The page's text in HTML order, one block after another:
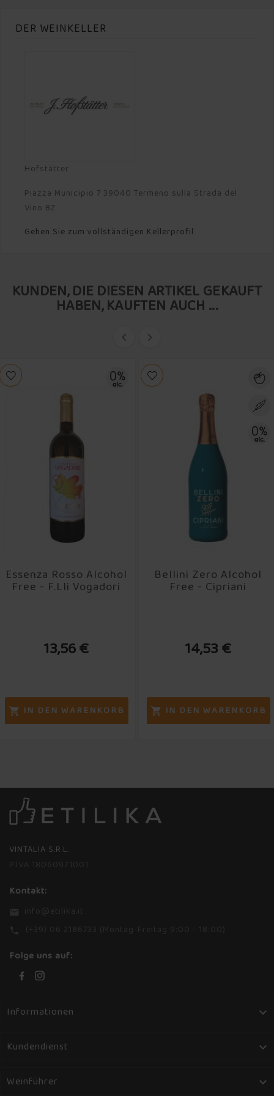
DER WEINKELLER
Hofstätter
Piazza Municipio 7 39040 Termeno sulla Strada del
Vino BZ
Gehen Sie zum vollständigen Kellerprofil
KUNDEN, DIE DIESEN ARTIKEL GEKAUFT
HABEN, KAUFTEN AUCH ...
 
Essenza Rosso Alcohol
Free - F.lli Vogadori
13,56 €
 IN DEN WARENKORB
Bellini Zero Alcohol
Free - Cipriani
14,53 €
 IN DEN WARENKORB
VINTALIA S.R.L.
Kontakt:
Folge uns auf:
Informationen 
Kundendienst 
Weinführer 